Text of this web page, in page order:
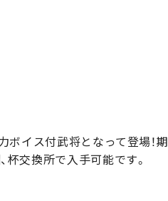
ボイス付武将となって登場！期
杯交換所で入手可能です。